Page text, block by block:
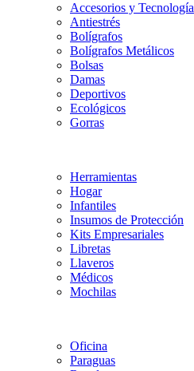
Accesorios y Tecnología
Antiestrés
Bolígrafos
Bolígrafos Metálicos
Bolsas
Damas
Deportivos
Ecológicos
Gorras
Herramientas
Hogar
Infantiles
Insumos de Protección
Kits Empresariales
Libretas
Llaveros
Médicos
Mochilas
Oficina
Paraguas